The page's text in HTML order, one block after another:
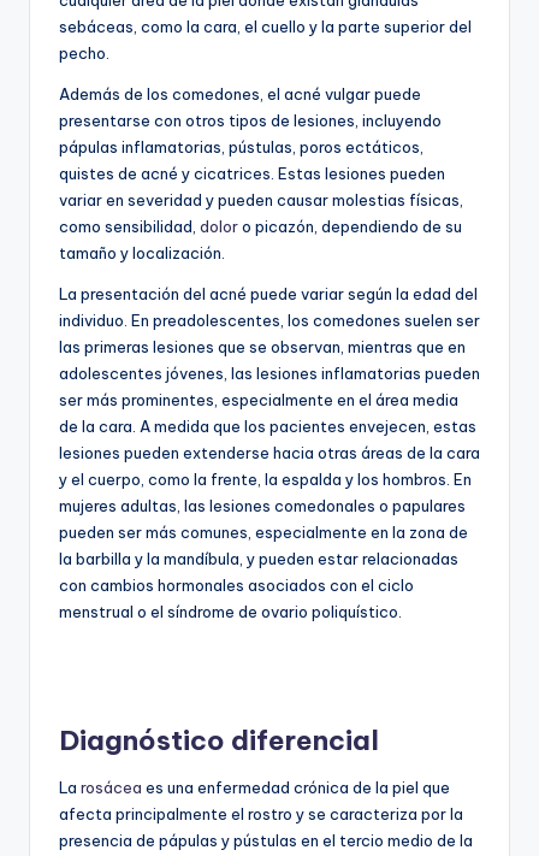
sebáceas, como la cara, el cuello y la parte superior del
pecho.
Además de los comedones, el acné vulgar puede
presentarse con otros tipos de lesiones, incluyendo
pápulas inflamatorias, pústulas, poros ectáticos,
quistes de acné y cicatrices. Estas lesiones pueden
variar en severidad y pueden causar molestias físicas,
como sensibilidad, doloro picazón, dependiendo de su
tamaño y localización.
La presentación del acné puede variar según la edad del
individuo. En preadolescentes, los comedones suelen ser
las primeras lesiones que se observan, mientras que en
adolescentes jóvenes, las lesiones inflamatorias pueden
ser más prominentes, especialmente en el área media
de la cara. A medida que los pacientes envejecen, estas
lesiones pueden extenderse hacia otras áreas de la cara
y el cuerpo, como la frente, la espalda y los hombros. En
mujeres adultas, las lesiones comedonales o papulares
pueden ser más comunes, especialmente en la zona de
la barbilla y la mandíbula, y pueden estar relacionadas
con cambios hormonales asociados con el ciclo
menstrual o el síndrome de ovario poliquístico.
Diagnóstico diferencial
La rosácea es una enfermedad crónica de la piel que
afecta principalmente el rostro y se caracteriza por la
presencia de pápulas y pústulas en el tercio medio de la